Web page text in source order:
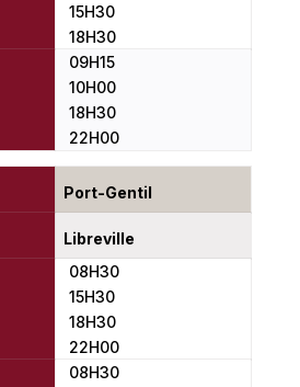
15H30
18H30
09H15
10H00
18H30
22H00
Port-Gentil
Libreville
08H30
15H30
18H30
22H00
08H30